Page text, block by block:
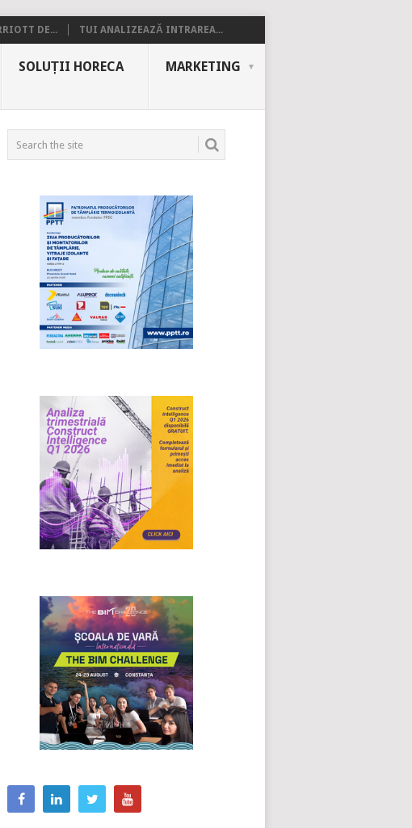
DE... TUI ANALIZEAZĂ INTRAREA...
SOLUȚII HORECA MARKETING